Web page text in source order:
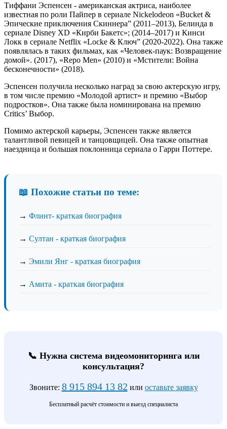
Тиффани Эспенсен - американская актриса, наиболее
известная по роли Пайпер в сериале Nickelodeon «Bucket &
Эпические приключения Скиннера” (2011–2013), Белинда в
сериале Disney XD «Кирби Бакетс»; (2014–2017) и Кинси
Локк в сериале Netflix «Locke & Ключ” (2020-2022). Она также
появлялась в таких фильмах, как «Человек-паук: Возвращение
домой». (2017), «Repo Men» (2010) и «Мстители: Война
бесконечности» (2018).
Эспенсен получила несколько наград за свою актерскую игру,
в том числе премию «Молодой артист» и премию «Выбор
подростков». Она также была номинирована на премию
Critics’ Выбор.
Помимо актерской карьеры, Эспенсен также является
талантливой певицей и танцовщицей. Она также опытная
наездница и большая поклонница сериала о Гарри Поттере.
📖 Похожие статьи по теме:
→ Флинт- краткая биография
→ Султан - краткая биография
→ Эмили Янг - краткая биография
→ Амита - краткая биография
📞 Нужна система видеомониторинга или
консультация?
Звоните: 8 915 894 13 82 или оставьте заявку
Бесплатный расчёт стоимости и выезд специалиста